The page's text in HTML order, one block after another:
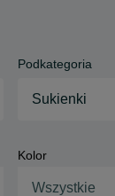
Podkategoria
Sukienki
Kolor
Wszystkie